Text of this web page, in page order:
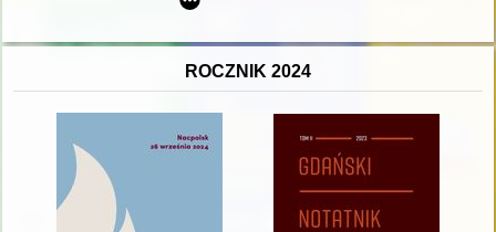
ROCZNIK 2024